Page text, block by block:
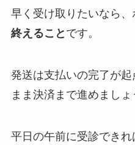
早く受け取りたいなら、
終えること です。
発送は支払いの完了が
まま決済まで進めましょ
平日の午前に受診でき